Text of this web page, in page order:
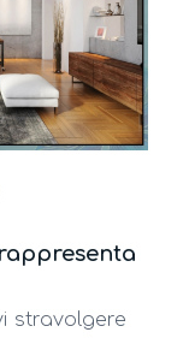
stravolgere